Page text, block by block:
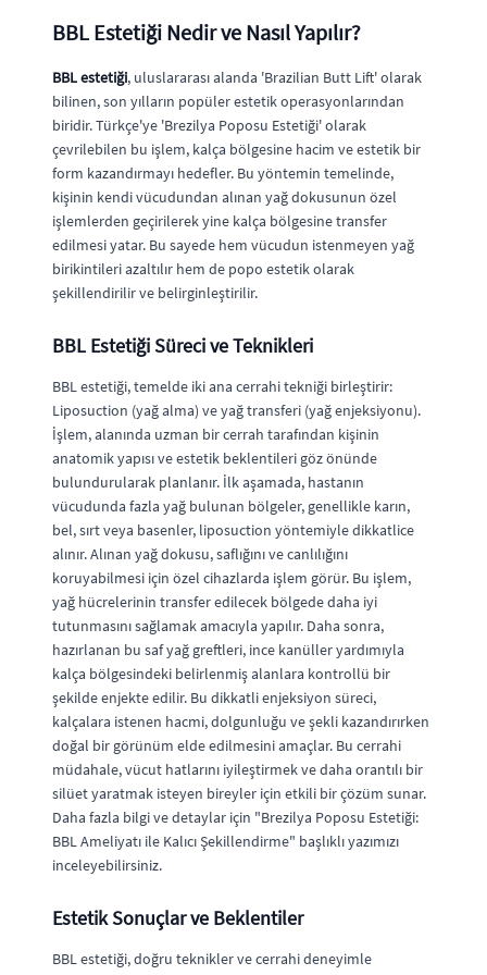
BBL Estetiği Nedir ve Nasıl Yapılır?
BBL estetiği, uluslararası alanda 'Brazilian Butt Lift' olarak
bilinen, son yılların popüler estetik operasyonlarından
biridir. Türkçe'ye 'Brezilya Poposu Estetiği' olarak
çevrilebilen bu işlem, kalça bölgesine hacim ve estetik bir
form kazandırmayı hedefler. Bu yöntemin temelinde,
kişinin kendi vücudundan alınan yağ dokusunun özel
işlemlerden geçirilerek yine kalça bölgesine transfer
edilmesi yatar. Bu sayede hem vücudun istenmeyen yağ
birikintileri azaltılır hem de popo estetik olarak
şekillendirilir ve belirginleştirilir.
BBL Estetiği Süreci ve Teknikleri
BBL estetiği, temelde iki ana cerrahi tekniği birleştirir:
Liposuction (yağ alma) ve yağ transferi (yağ enjeksiyonu).
İşlem, alanında uzman bir cerrah tarafından kişinin
anatomik yapısı ve estetik beklentileri göz önünde
bulundurularak planlanır. İlk aşamada, hastanın
vücudunda fazla yağ bulunan bölgeler, genellikle karın,
bel, sırt veya basenler, liposuction yöntemiyle dikkatlice
alınır. Alınan yağ dokusu, saflığını ve canlılığını
koruyabilmesi için özel cihazlarda işlem görür. Bu işlem,
yağ hücrelerinin transfer edilecek bölgede daha iyi
tutunmasını sağlamak amacıyla yapılır. Daha sonra,
hazırlanan bu saf yağ greftleri, ince kanüller yardımıyla
kalça bölgesindeki belirlenmiş alanlara kontrollü bir
şekilde enjekte edilir. Bu dikkatli enjeksiyon süreci,
kalçalara istenen hacmi, dolgunluğu ve şekli kazandırırken
doğal bir görünüm elde edilmesini amaçlar. Bu cerrahi
müdahale, vücut hatlarını iyileştirmek ve daha orantılı bir
silüet yaratmak isteyen bireyler için etkili bir çözüm sunar.
Daha fazla bilgi ve detaylar için "Brezilya Poposu Estetiği:
BBL Ameliyatı ile Kalıcı Şekillendirme" başlıklı yazımızı
inceleyebilirsiniz.
Estetik Sonuçlar ve Beklentiler
BBL estetiği, doğru teknikler ve cerrahi deneyimle